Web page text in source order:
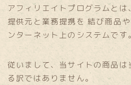
アフィリエイトプログラムと
提供元と業務提携を 結び商品
ンターネット上のシステムです。
従いまして、当サイトの商品は
る訳ではありません。